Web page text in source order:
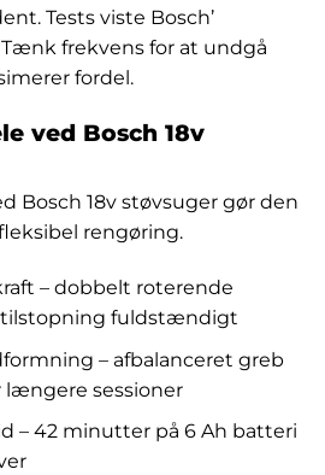
Tests viste Bosch’
frekvens for at undgå
fordel.
ved Bosch 18v
Bosch 18v støvsuger gør den
rengøring.
– dobbelt roterende
fuldstændigt
– afbalanceret greb
sessioner
– 42 minutter på 6 Ah batteri